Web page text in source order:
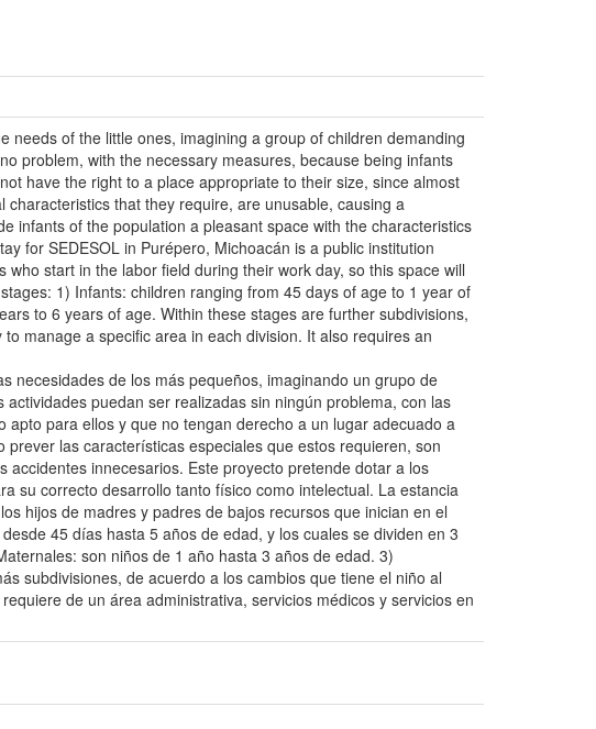
of the little ones, imagining a group of children demanding
problem, with the necessary measures, because being infants
have the right to a place appropriate to their size, since almost
that they require, are unusable, causing a
infants of the population a pleasant space with the characteristics
for SEDESOL in Purépero, Michoacán is a public institution
start in the labor field during their work day, so this space will
1) Infants: children ranging from 45 days of age to 1 year of
to 6 years of age. Within these stages are further subdivisions,
manage a specific area in each division. It also requires an
necesidades de los más pequeños, imaginando un grupo de
puedan ser realizadas sin ningún problema, con las
para ellos y que no tengan derecho a un lugar adecuado a
las características especiales que estos requieren, son
innecesarios. Este proyecto pretende dotar a los
su correcto desarrollo tanto físico como intelectual. La estancia
hijos de madres y padres de bajos recursos que inician en el
45 días hasta 5 años de edad, y los cuales se dividen en 3
son niños de 1 año hasta 3 años de edad. 3)
subdivisiones, de acuerdo a los cambios que tiene el niño al
de un área administrativa, servicios médicos y servicios en